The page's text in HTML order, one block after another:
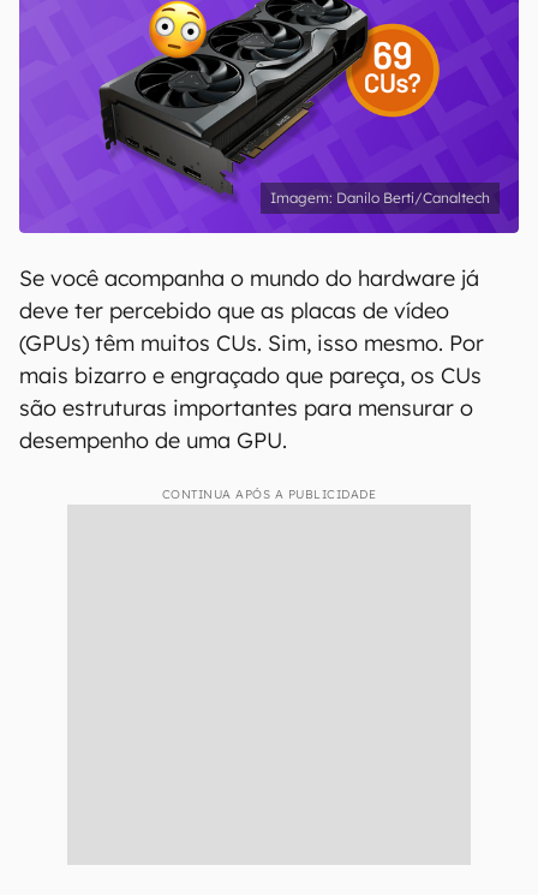
Danilo Berti/Canaltech
Se você acompanha o mundo do hardware já
deve ter percebido que as placas de vídeo
(GPUs) têm muitos CUs. Sim, isso mesmo. Por
mais bizarro e engraçado que pareça, os CUs
são estruturas importantes para mensurar o
desempenho de uma GPU.
CONTINUA APÓS A PUBLICIDADE